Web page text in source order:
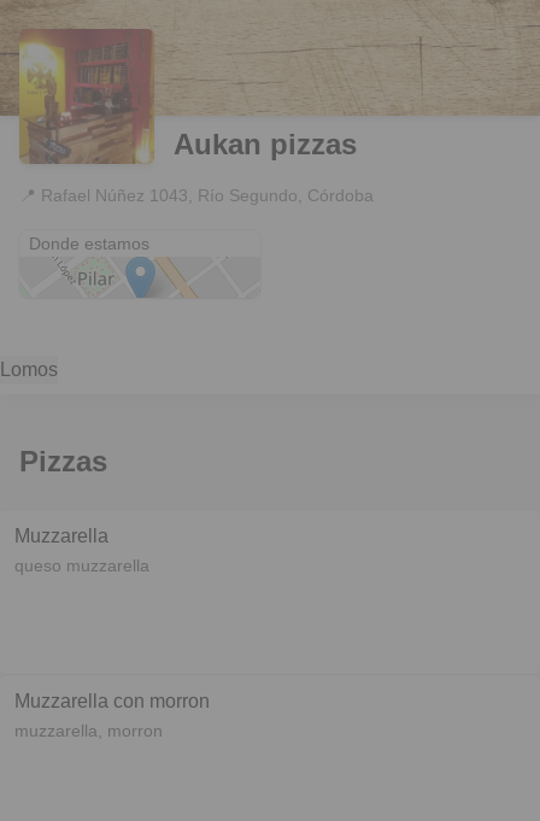
Aukan pizzas
📍 Rafael Núñez 1043, Río Segundo, Córdoba
Donde estamos
Lomos
Pizzas
Muzzarella
queso muzzarella
Muzzarella con morron
muzzarella, morron